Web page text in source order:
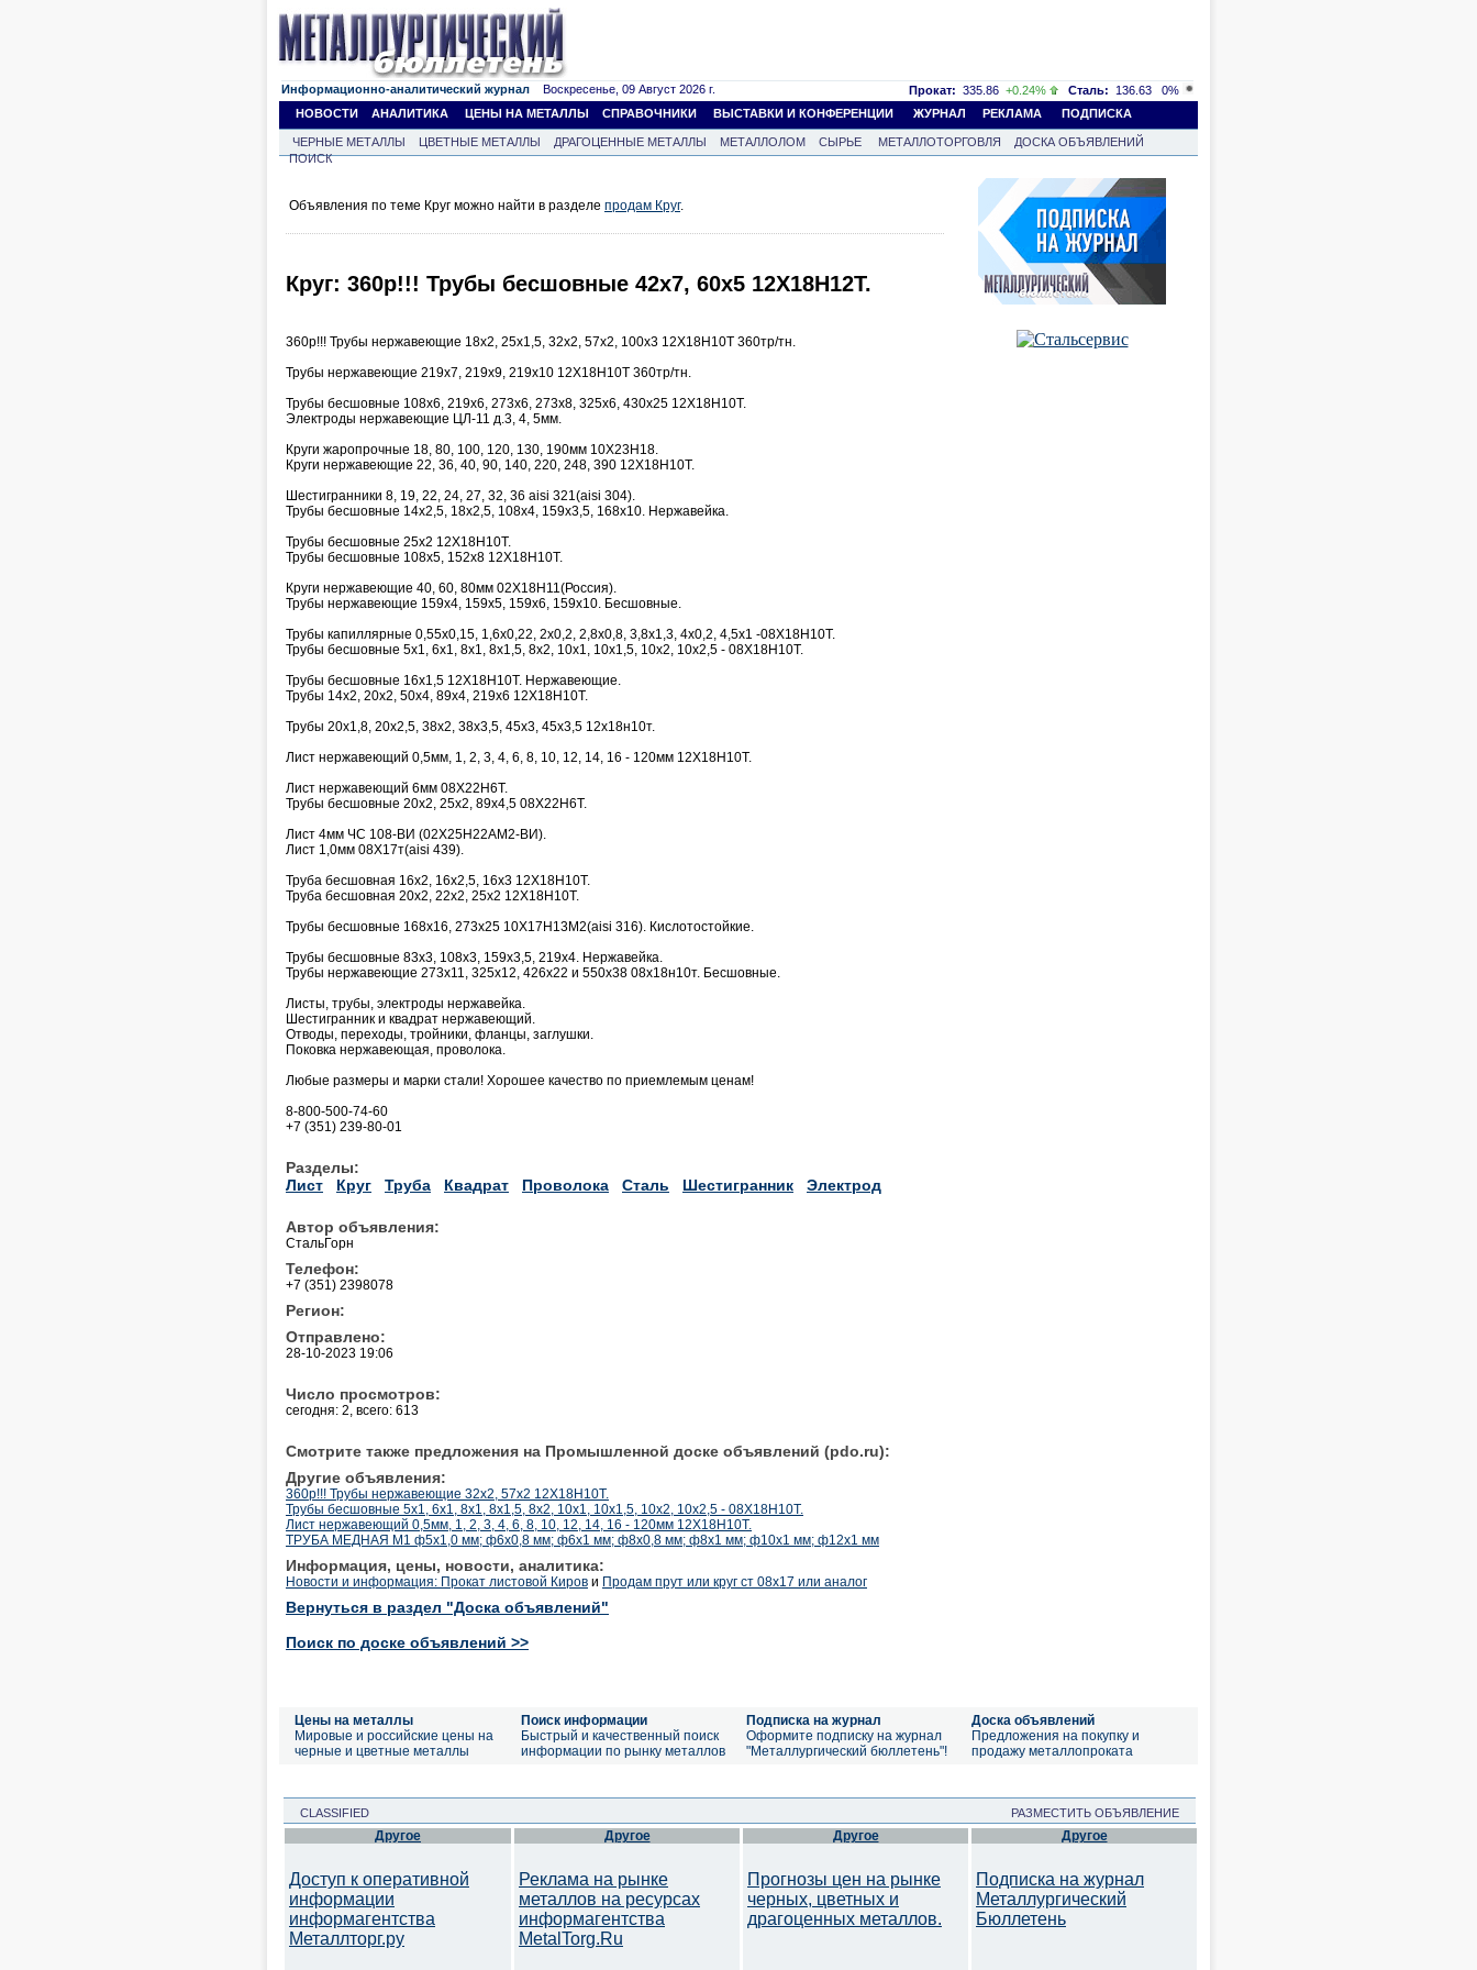
Информационно-аналитический журнал Воскресенье, 09 Август 2026 г. Прокат: 335.86 +0.24% Сталь: 136.63
0%
НОВОСТИ
АНАЛИТИКА ЦЕНЫ НА МЕТАЛЛЫ СПРАВОЧНИКИ ВЫСТАВКИ И КОНФЕРЕНЦИИ ЖУРНАЛ РЕКЛАМА ПОДПИСКА
ЧЕРНЫЕ МЕТАЛЛЫ ЦВЕТНЫЕ МЕТАЛЛЫ ДРАГОЦЕННЫЕ МЕТАЛЛЫ МЕТАЛЛОЛОМ СЫРЬЕ МЕТАЛЛОТОРГОВЛЯ
ДОСКА ОБЪЯВЛЕНИЙ
ПОИСК
Объявления по теме Круг можно найти в разделе продам Круг.
Круг: 360р!!! Трубы бесшовные 42х7, 60х5 12Х18Н12Т.
360р!!! Трубы нержавеющие 18х2, 25х1,5, 32х2, 57х2, 100х3 12Х18Н10Т 360тр/тн.
Трубы нержавеющие 219х7, 219х9, 219х10 12Х18Н10Т 360тр/тн.
Трубы бесшовные 108х6, 219х6, 273х6, 273х8, 325х6, 430х25 12Х18Н10Т.
Электроды нержавеющие ЦЛ-11 д.3, 4, 5мм.
Круги жаропрочные 18, 80, 100, 120, 130, 190мм 10Х23Н18.
Круги нержавеющие 22, 36, 40, 90, 140, 220, 248, 390 12Х18Н10Т.
Шестигранники 8, 19, 22, 24, 27, 32, 36 aisi 321(aisi 304).
Трубы бесшовные 14х2,5, 18х2,5, 108х4, 159х3,5, 168х10. Нержавейка.
Трубы бесшовные 25х2 12Х18Н10Т.
Трубы бесшовные 108х5, 152х8 12Х18Н10Т.
Круги нержавеющие 40, 60, 80мм 02Х18Н11(Россия).
Трубы нержавеющие 159х4, 159х5, 159х6, 159х10. Бесшовные.
Трубы капиллярные 0,55х0,15, 1,6х0,22, 2х0,2, 2,8х0,8, 3,8х1,3, 4х0,2, 4,5х1 -08Х18Н10Т.
Трубы бесшовные 5х1, 6х1, 8х1, 8х1,5, 8х2, 10х1, 10х1,5, 10х2, 10х2,5 - 08Х18Н10Т.
Трубы бесшовные 16х1,5 12Х18Н10Т. Нержавеющие.
Трубы 14х2, 20х2, 50х4, 89х4, 219х6 12Х18Н10Т.
Трубы 20х1,8, 20х2,5, 38х2, 38х3,5, 45х3, 45х3,5 12х18н10т.
Лист нержавеющий 0,5мм, 1, 2, 3, 4, 6, 8, 10, 12, 14, 16 - 120мм 12Х18Н10Т.
Лист нержавеющий 6мм 08Х22Н6Т.
Трубы бесшовные 20х2, 25х2, 89х4,5 08Х22Н6Т.
Лист 4мм ЧС 108-ВИ (02Х25Н22АМ2-ВИ).
Лист 1,0мм 08Х17т(aisi 439).
Труба бесшовная 16х2, 16х2,5, 16х3 12Х18Н10Т.
Труба бесшовная 20х2, 22х2, 25х2 12Х18Н10Т.
Трубы бесшовные 168х16, 273х25 10Х17Н13М2(aisi 316). Кислотостойкие.
Трубы бесшовные 83х3, 108х3, 159х3,5, 219х4. Нержавейка.
Трубы нержавеющие 273х11, 325х12, 426х22 и 550х38 08х18н10т. Бесшовные.
Листы, трубы, электроды нержавейка.
Шестигранник и квадрат нержавеющий.
Отводы, переходы, тройники, фланцы, заглушки.
Поковка нержавеющая, проволока.
Любые размеры и марки стали! Хорошее качество по приемлемым ценам!
8-800-500-74-60
+7 (351) 239-80-01
Разделы:
Лист
Круг Труба Квадрат Проволока Сталь Шестигранник Электрод
Автор объявления:
СтальГорн
Телефон:
+7 (351) 2398078
Регион:
Отправлено:
28-10-2023 19:06
Число просмотров:
сегодня: 2, всего: 613
Смотрите также предложения на Промышленной доске объявлений (pdo.ru):
Другие объявления:
360р!!! Трубы нержавеющие 32х2, 57х2 12Х18Н10Т.
Трубы бесшовные 5х1, 6х1, 8х1, 8х1,5, 8х2, 10х1, 10х1,5, 10х2, 10х2,5 - 08Х18Н10Т.
Лист нержавеющий 0,5мм, 1, 2, 3, 4, 6, 8, 10, 12, 14, 16 - 120мм 12Х18Н10Т.
ТРУБА МЕДНАЯ М1 ф5х1,0 мм; ф6х0,8 мм; ф6х1 мм; ф8х0,8 мм; ф8х1 мм; ф10х1 мм; ф12х1 мм
Информация, цены, новости, аналитика:
Новости и информация: Прокат листовой Киров и Продам прут или круг ст 08х17 или аналог
Вернуться в раздел "Доска объявлений"
Поиск по доске объявлений >>
Цены на металлы
Мировые и российские цены на
черные и цветные металлы
Поиск информации
Быстрый и качественный поиск
информации по рынку металлов
Подписка на журнал
Оформите подписку на журнал
"Металлургический бюллетень"!
Доска объявлений
Предложения на покупку и
продажу металлопроката
CLASSIFIED РАЗМЕСТИТЬ ОБЪЯВЛЕНИЕ
Другое
Доступ к оперативной
информации
информагентства
Металлторг.ру
Другое
Реклама на рынке
металлов на ресурсах
информагентства
MetalTorg.Ru
Другое
Прогнозы цен на рынке
черных, цветных и
драгоценных металлов.
Другое
Подписка на журнал
Металлургический
Бюллетень